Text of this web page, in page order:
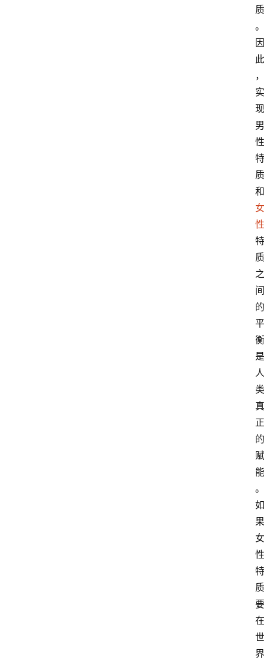
质
。
因
此
，
实
现
男
性
特
质
和
女
性
特
质
之
间
的
平
衡
是
人
类
真
正
的
赋
能
。
如
果
女
性
特
质
要
在
世
界